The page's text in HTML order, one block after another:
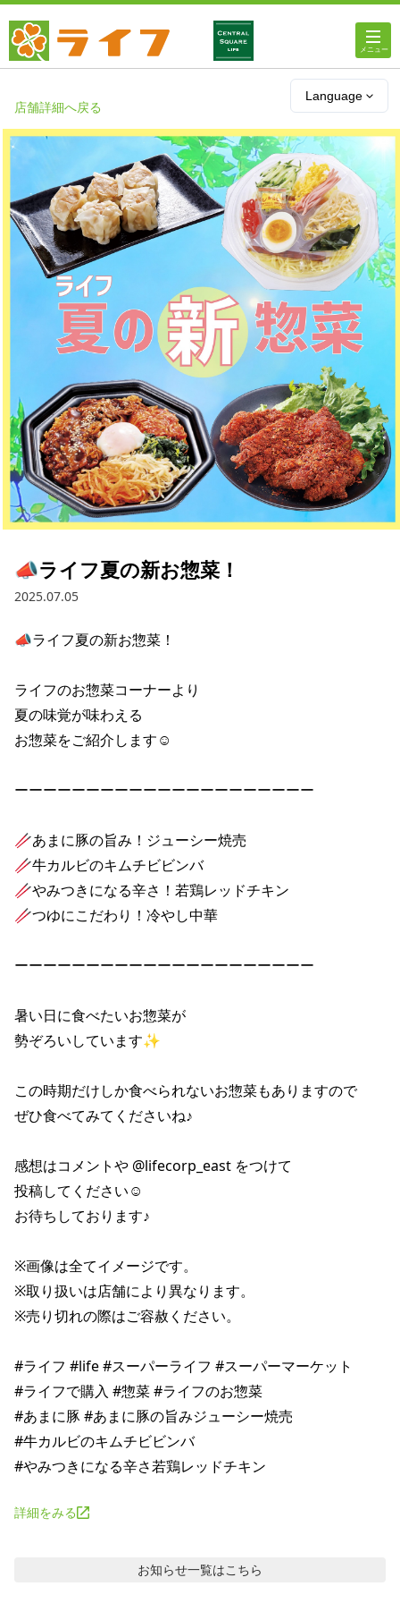
Language
店舗・チラシ情報
ライフのオンラインストア
ライフネットスーパー
企業情報
IR情報
採用情報
お問い合わせ
Contact us in English
店舗詳細へ戻る
📣ライフ夏の新お惣菜！
2025.07.05
📣ライフ夏の新お惣菜！
ライフのお惣菜コーナーより
夏の味覚が味わえる
お惣菜をご紹介します☺
ーーーーーーーーーーーーーーーーーーーーー
🥢あまに豚の旨み！ジューシー焼売
🥢牛カルビのキムチビビンバ
🥢やみつきになる辛さ！若鶏レッドチキン
🥢つゆにこだわり！冷やし中華
ーーーーーーーーーーーーーーーーーーーーー
暑い日に食べたいお惣菜が
勢ぞろいしています✨
この時期だけしか食べられないお惣菜もありますので
ぜひ食べてみてくださいね♪
感想はコメントや @lifecorp_east をつけて
投稿してください☺
お待ちしております♪
※画像は全てイメージです。
※取り扱いは店舗により異なります。
※売り切れの際はご容赦ください。
#ライフ #life #スーパーライフ #スーパーマーケット
#ライフで購入 #惣菜 #ライフのお惣菜
#あまに豚 #あまに豚の旨みジューシー焼売
#牛カルビのキムチビビンバ
詳細をみる
お知らせ一覧はこちら